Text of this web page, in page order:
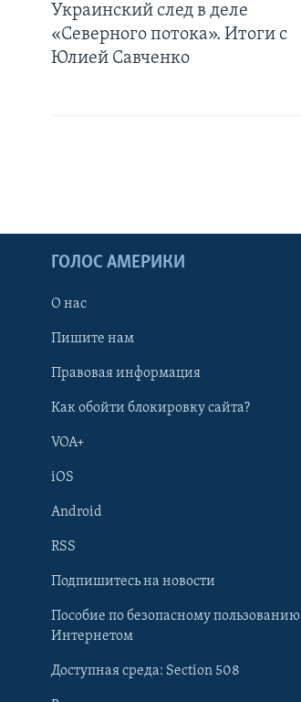
Learning English
Украинский след в деле
«Северного потока». Итоги с
Юлией Савченко
ГОЛОС АМЕРИКИ
О нас
Пишите нам
Правовая информация
Как обойти блокировку сайта?
VOA+
iOS
Android
RSS
Подпишитесь на новости
Пособие по безопасному пользованию
Интернетом
Доступная среда: Section 508